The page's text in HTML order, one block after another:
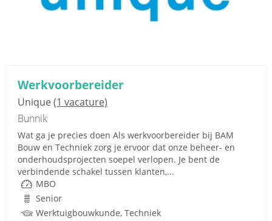
Werkvoorbereider
Unique(1 vacature)
Bunnik
Wat ga je precies doen Als werkvoorbereider bij BAM
Bouw en Techniek zorg je ervoor dat onze beheer- en
onderhoudsprojecten soepel verlopen. Je bent de
verbindende schakel tussen klanten,...
MBO
Senior
Werktuigbouwkunde, Techniek